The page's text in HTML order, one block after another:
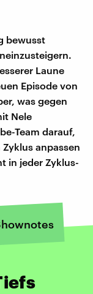
bewusst
Laune
Episode von
was gegen
Nele
Team darauf,
anpassen
in jeder Zyklus-